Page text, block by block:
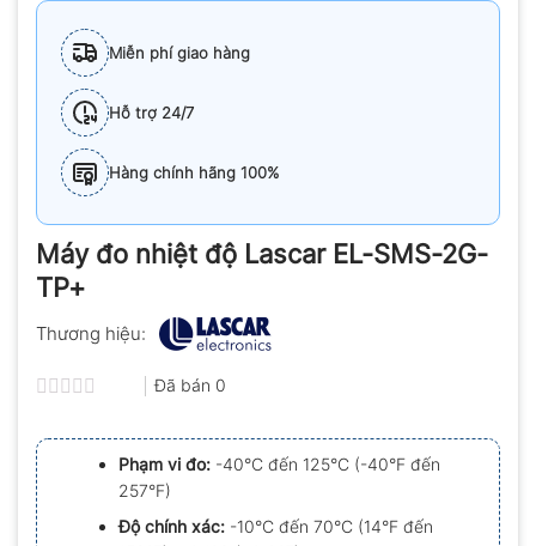
Miễn phí giao hàng
Hỗ trợ 24/7
Hàng chính hãng 100%
Máy đo nhiệt độ Lascar EL-SMS-2G-
TP+
Thương hiệu:
xếp
hạng
0.0
5
sao
Đã bán 0
Phạm vi đo: -40°C đến 125°C (-40°F đến
257°F)
Độ chính xác: -10°C đến 70°C (14°F đến